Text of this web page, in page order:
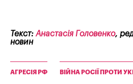
Текст: Анастасія Головенко,
новин
АГРЕСІЯ РФ ВІЙНА РОСІЇ ПРОТИ